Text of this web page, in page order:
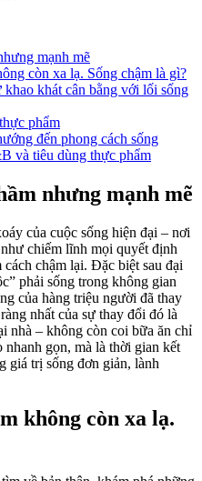
mạnh mẽ
còn xa lạ. Sống chậm là gì?
khát cân bằng với lối sống
phẩm
đến phong cách sống
và tiêu dùng thực phẩm
nhưng mạnh mẽ
của cuộc sống hiện đại – nơi
chiếm lĩnh mọi quyết định
chậm lại. Đặc biệt sau đại
phải sống trong không gian
của hàng triệu người đã thay
nhất của sự thay đổi đó là
nhà – không còn coi bữa ăn chỉ
gọn, mà là thời gian kết
giá trị sống đơn giản, lành
không còn xa lạ.